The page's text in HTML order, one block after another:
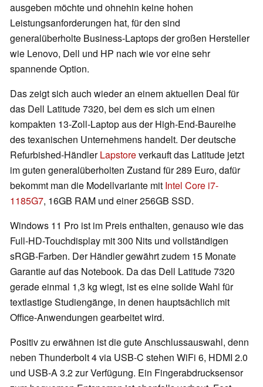
ausgeben möchte und ohnehin keine hohen
Leistungsanforderungen hat, für den sind
generalüberholte Business-Laptops der großen Hersteller
wie Lenovo, Dell und HP nach wie vor eine sehr
spannende Option.
Das zeigt sich auch wieder an einem aktuellen Deal für
das Dell Latitude 7320, bei dem es sich um einen
kompakten 13-Zoll-Laptop aus der High-End-Baureihe
des texanischen Unternehmens handelt. Der deutsche
Refurbished-HändlerLapstoreverkauft das Latitude jetzt
im guten generalüberholten Zustand für 289 Euro, dafür
bekommt man die Modellvariante mit Intel Core i7-
1185G7, 16GB RAM und einer 256GB SSD.
Windows 11 Pro ist im Preis enthalten, genauso wie das
Full-HD-Touchdisplay mit 300 Nits und vollständigen
sRGB-Farben. Der Händler gewährt zudem 15 Monate
Garantie auf das Notebook. Da das Dell Latitude 7320
gerade einmal 1,3 kg wiegt, ist es eine solide Wahl für
textlastige Studiengänge, in denen hauptsächlich mit
Office-Anwendungen gearbeitet wird.
Positiv zu erwähnen ist die gute Anschlussauswahl, denn
neben Thunderbolt 4 via USB-C stehen WiFi 6, HDMI 2.0
und USB-A 3.2 zur Verfügung. Ein Fingerabdrucksensor